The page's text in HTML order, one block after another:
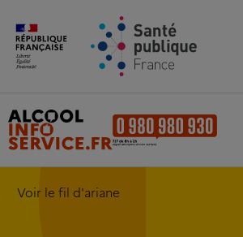
Aller au contenu principal
Voir le fil d'ariane